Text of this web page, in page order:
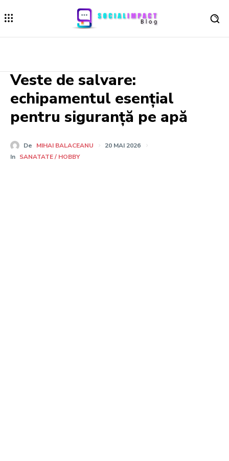
Veste de salvare:
echipamentul esențial
pentru siguranță pe apă
De MIHAI BALACEANU
20 MAI 2026
In SANATATE / HOBBY